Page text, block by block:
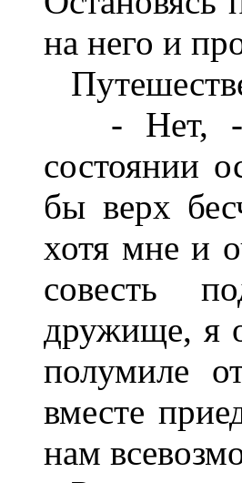
на него и
- Нет, -
состоянии
бы верх
хотя мне и
совесть
дружище, я
полумиле
вместе
нам